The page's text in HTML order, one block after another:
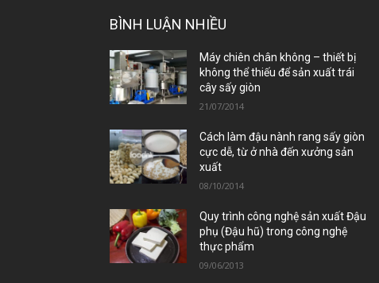
BÌNH LUẬN NHIỀU
Máy chiên chân không – thiết bị
không thể thiếu để sản xuất trái
cây sấy giòn
21/07/2014
Cách làm đậu nành rang sấy giòn
cực dễ, từ ở nhà đến xưởng sản
xuất
08/10/2014
Quy trình công nghệ sản xuất Đậu
phụ (Đậu hũ) trong công nghệ
thực phẩm
09/06/2013